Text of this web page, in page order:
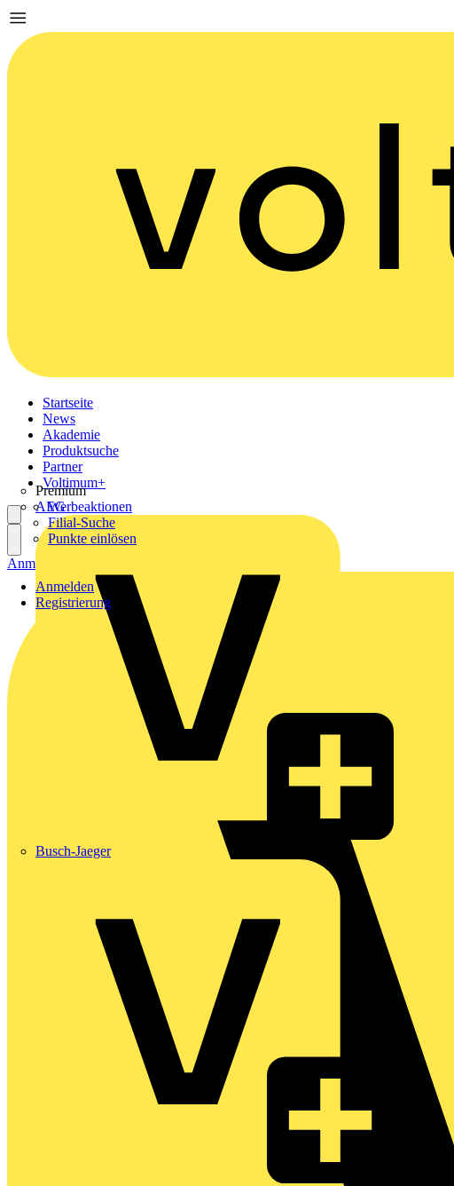
Startseite
News
Akademie
Produktsuche
Partner
Premium
AEG
Busch-Jaeger
Voltimum+
Werbeaktionen
Filial-Suche
Punkte einlösen
Anmelden
Registrierung
Anmelden